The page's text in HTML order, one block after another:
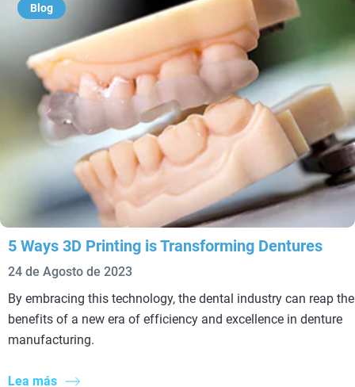
Blog
5 Ways 3D Printing is Transforming Dentures
24 de Agosto de 2023
By embracing this technology, the dental industry can reap the
benefits of a new era of efficiency and excellence in denture
manufacturing.
Lea más